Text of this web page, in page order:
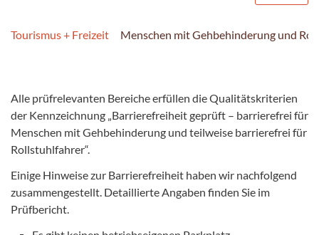
Tourismus + Freizeit Menschen mit Gehbehinderung und
Alle prüfrelevanten Bereiche erfüllen die Qualitätskriterien
der Kennzeichnung „Barrierefreiheit geprüft – barrierefrei für
Menschen mit Gehbehinderung und teilweise barrierefrei für
Rollstuhlfahrer“.
Einige Hinweise zur Barrierefreiheit haben wir nachfolgend
zusammengestellt. Detaillierte Angaben finden Sie im
Prüfbericht.